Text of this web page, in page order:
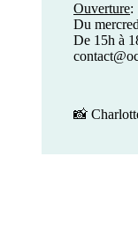
Ouverture:
Du
De 15h à
📸